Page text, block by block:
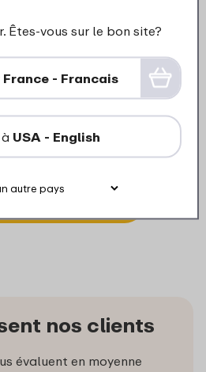
Flip - apple
nos clients
évaluent en moyenne
Êtes-vous sur le bon site?
France - Francais
USA - English